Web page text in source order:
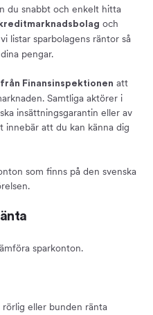
du snabbt och enkelt hitta
kreditmarknadsbolag och
listar sparbolagens räntor så
pengar.
Finansinspektionen att
Samtliga aktörer i
insättningsgarantin eller av
innebär att du kan känna dig
som finns på den svenska
sparkonton.
rörlig eller bunden ränta